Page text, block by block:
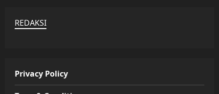
REDAKSI
Privacy Policy